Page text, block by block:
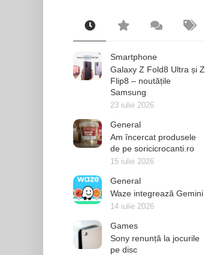
Smartphone
Galaxy Z Fold8 Ultra și Z
Flip8 – noutățile
Samsung
23 iulie 2026
General
Am încercat produsele
de pe soricicrocanti.ro
15 iulie 2026
General
Waze integrează Gemini
14 iulie 2026
Games
Sony renunță la jocurile
pe disc